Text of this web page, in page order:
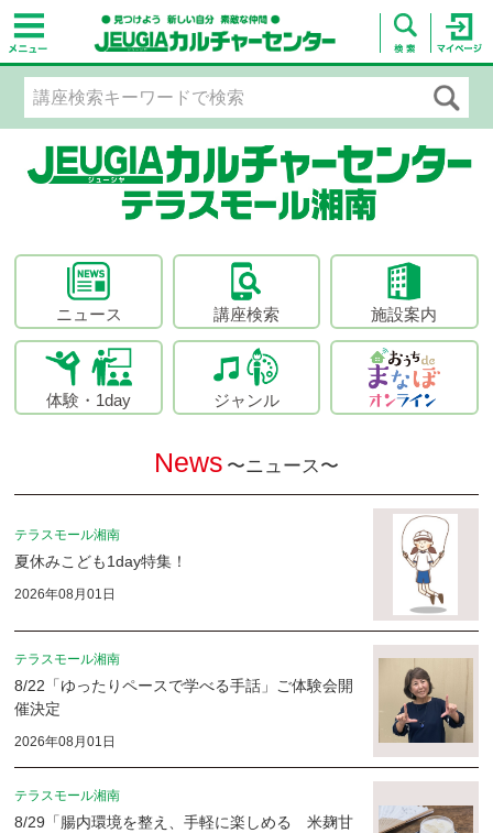
ニュース 講座検索 施設案内
体験・1day ジャンル
News 〜ニュース〜
テラスモール湘南
夏休みこども1day特集！
2026年08月01日
テラスモール湘南
8/22「ゆったりペースで学べる手話」ご体験会開
催決定
2026年08月01日
テラスモール湘南
8/29「腸内環境を整え、手軽に楽しめる 米麹甘